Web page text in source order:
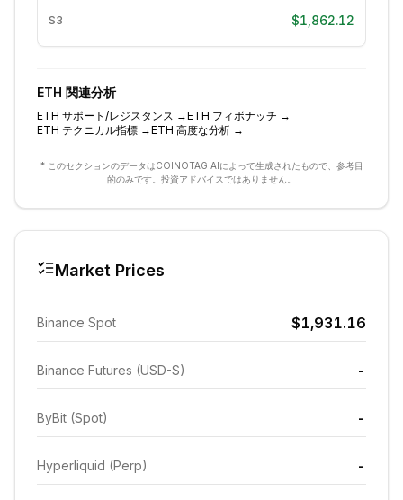
S3 $1,862.12
ETH 関連分析
ETH サポート/レジスタンス →ETH フィボナッチ →
ETH テクニカル指標 →ETH 高度な分析 →
* このセクションのデータはCOINOTAG AIによって生成されたもので、参考目
的のみです。投資アドバイスではありません。
Market Prices
Binance Spot $1,931.16
Binance Futures (USD-S) -
ByBit (Spot) -
Hyperliquid (Perp) -